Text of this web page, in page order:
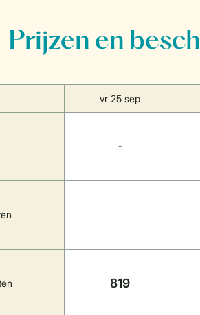
Prijzen en
vr 25 sep
-
-
819